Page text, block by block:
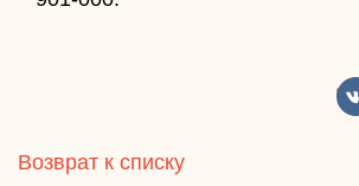
Возврат к списку